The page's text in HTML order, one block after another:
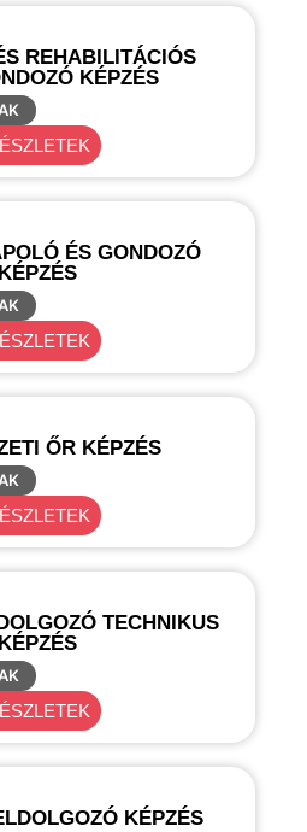
REHABILITÁCIÓS
KÉPZÉS
ÉS GONDOZÓ
KÉPZÉS
ŐR KÉPZÉS
TECHNIKUS
KÉPZÉS
KÉPZÉS